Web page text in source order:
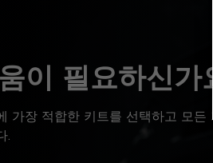
이 필요하신가
가장 적합한 키트를 선택하고 모
.